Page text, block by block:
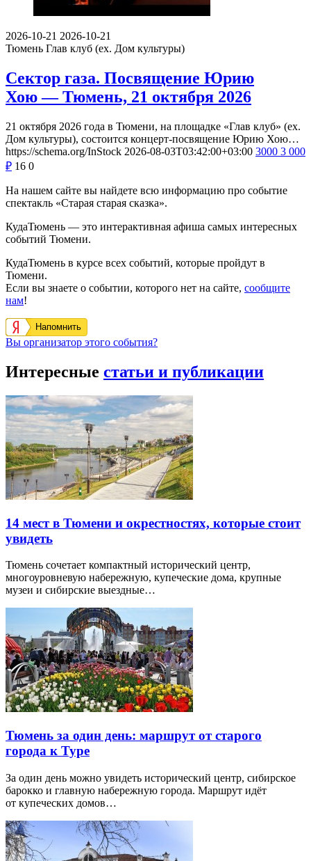
2026-10-21 2026-10-21
Тюмень Глав клуб (ex. Дом культуры)
Сектор газа. Посвящение Юрию
Хою — Тюмень, 21 октября 2026
21 октября 2026 года в Тюмени, на площадке «Глав клуб» (ex.
Дом культуры), состоится концерт-посвящение Юрию Хою…
https://schema.org/InStock 2026-08-03T03:42:00+03:00 3000 3 000
₽ 16 0
На нашем сайте вы найдете всю информацию про событие
спектакль «Старая старая сказка».
КудаТюмень — это интерактивная афиша самых интересных
событий Тюмени.
КудаТюмень в курсе всех событий, которые пройдут в
Тюмени.
Если вы знаете о событии, которого нет на сайте, сообщите
нам!
Напомнить
Вы организатор этого события?
Интересные статьи и публикации
14 мест в Тюмени и окрестностях, которые стоит
увидеть
Тюмень сочетает компактный исторический центр,
многоуровневую набережную, купеческие дома, крупные
музеи и сибирские выездные…
Тюмень за один день: маршрут от старого
города к Туре
За один день можно увидеть исторический центр, сибирское
барокко и главную набережную города. Маршрут идёт
от купеческих домов…